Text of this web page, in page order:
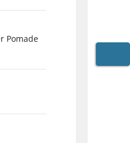
Pomade